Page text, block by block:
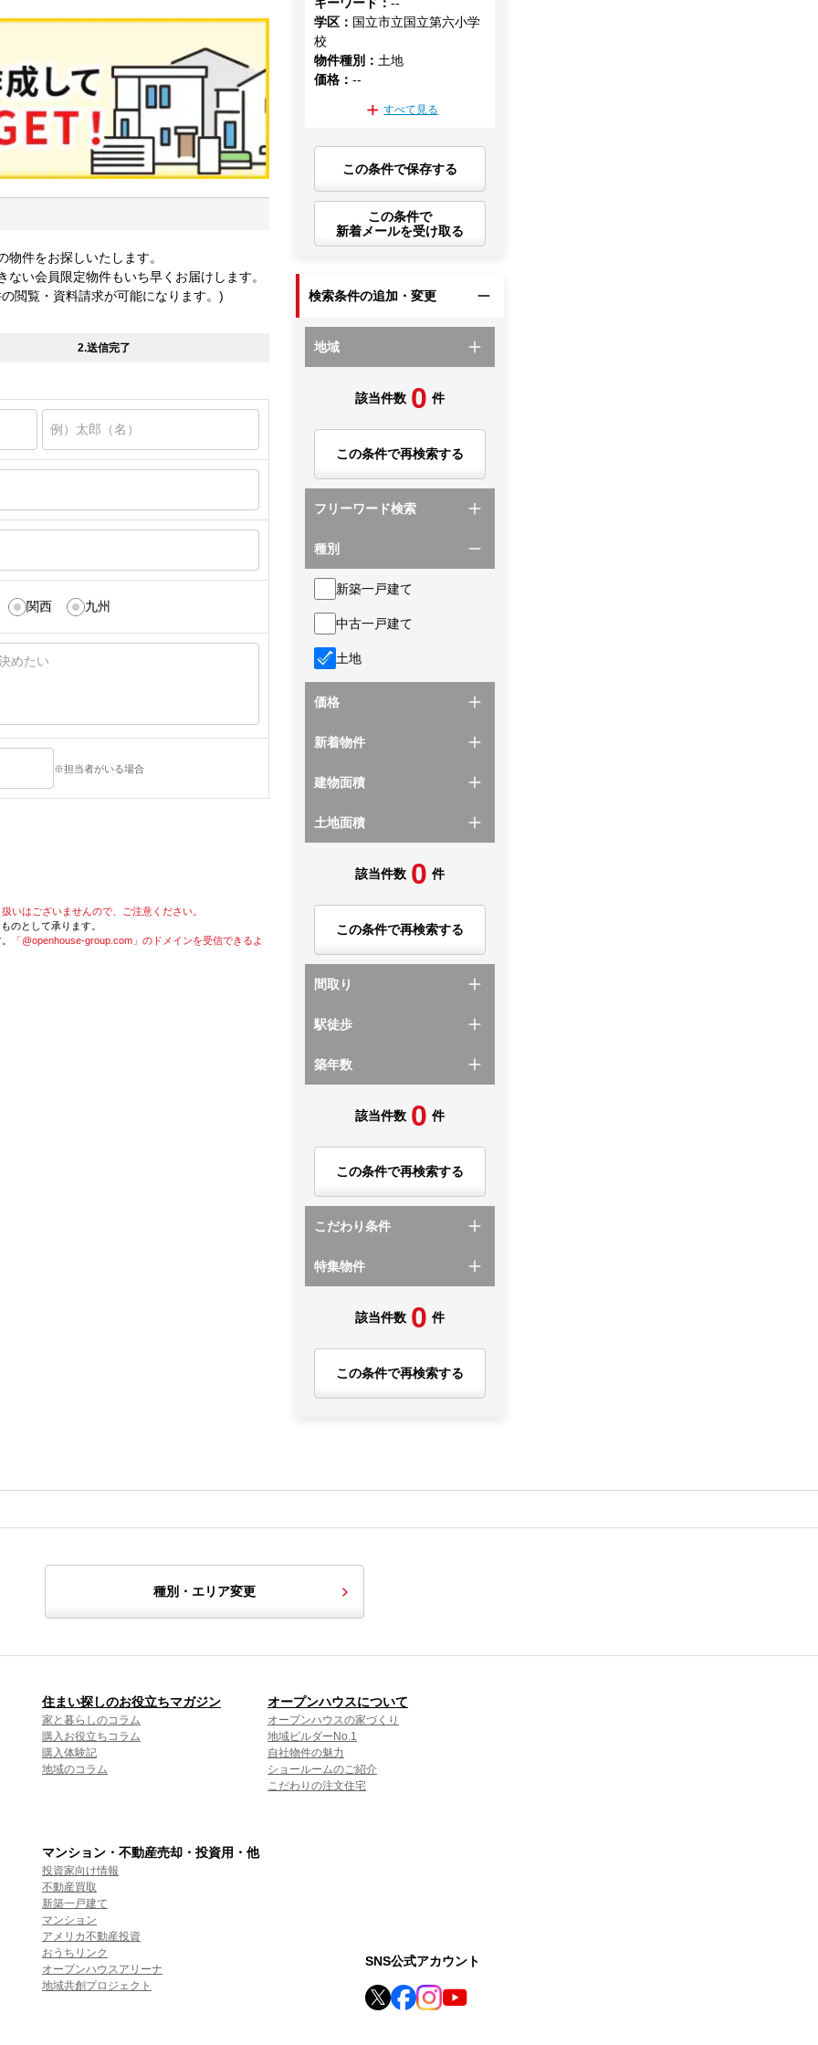
件をお探しいたします。
い会員限定物件もいち早くお届けします。
閲覧・資料請求が可能になります。)
2.送信完了
関西 九州
※担当者がいる場合
いはございませんので、ご注意ください。
のとして承ります。
「@openhouse-group.com」のドメインを受信できるよ
学区 ： 国立市立国立第六小学
校
物件種別 ： 土地
価格 ：--
すべて見る
この条件で保存する
この条件で
新着メールを受け取る
検索条件の追加・変更
地域
該当件数 0 件
この条件で再検索する
フリーワード検索
種別
新築一戸建て
中古一戸建て
土地
価格
新着物件
建物面積
土地面積
該当件数 0 件
この条件で再検索する
間取り
駅徒歩
築年数
該当件数 0 件
この条件で再検索する
こだわり条件
特集物件
該当件数 0 件
この条件で再検索する
種別・エリア変更
住まい探しのお役立ちマガジン
家と暮らしのコラム
購入お役立ちコラム
購入体験記
地域のコラム
オープンハウスについて
オープンハウスの家づくり
地域ビルダーNo.1
自社物件の魅力
ショールームのご紹介
こだわりの注文住宅
マンション・不動産売却・投資用・他
投資家向け情報
不動産買取
新築一戸建て
マンション
アメリカ不動産投資
おうちリンク
オープンハウスアリーナ
地域共創プロジェクト
SNS公式アカウント